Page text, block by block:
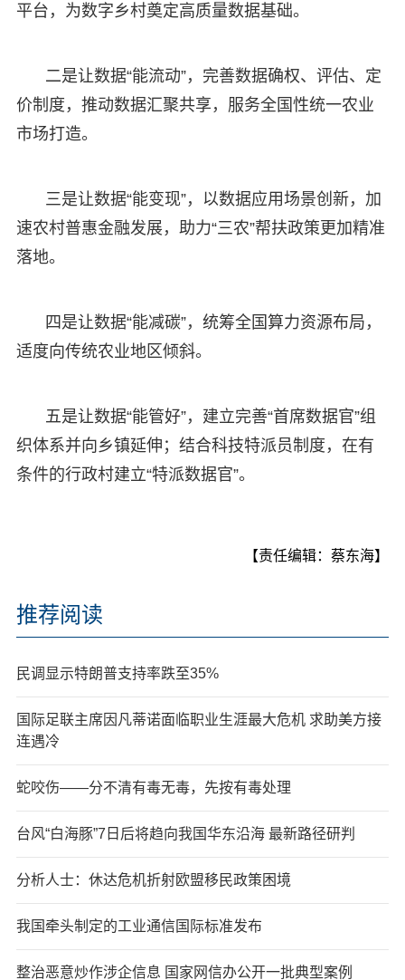
平台，为数字乡村奠定高质量数据基础。
二是让数据“能流动”，完善数据确权、评估、定
价制度，推动数据汇聚共享，服务全国性统一农业
市场打造。
三是让数据“能变现”，以数据应用场景创新，加
速农村普惠金融发展，助力“三农”帮扶政策更加精准
落地。
四是让数据“能减碳”，统筹全国算力资源布局，
适度向传统农业地区倾斜。
五是让数据“能管好”，建立完善“首席数据官”组
织体系并向乡镇延伸；结合科技特派员制度，在有
条件的行政村建立“特派数据官”。
【责任编辑：蔡东海】
推荐阅读
民调显示特朗普支持率跌至35%
国际足联主席因凡蒂诺面临职业生涯最大危机 求助美方接
连遇冷
蛇咬伤——分不清有毒无毒，先按有毒处理
台风“白海豚”7日后将趋向我国华东沿海 最新路径研判
分析人士：休达危机折射欧盟移民政策困境
我国牵头制定的工业通信国际标准发布
整治恶意炒作涉企信息 国家网信办公开一批典型案例